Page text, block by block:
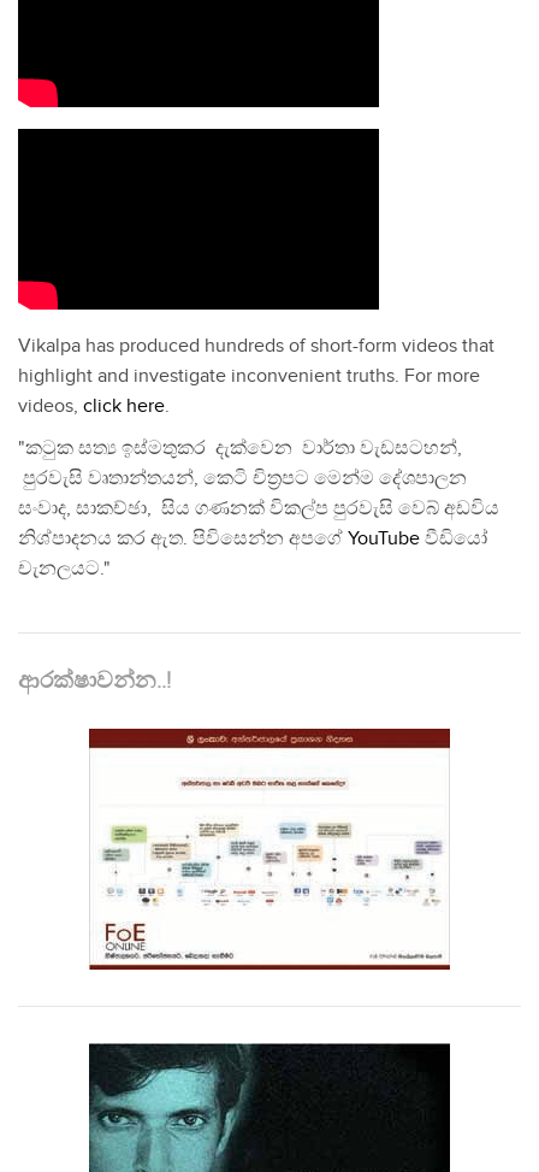
Vikalpa has produced hundreds of short-form videos that
highlight and investigate inconvenient truths. For more
videos, click here.
"කටුක සත්‍ය ඉස්මතුකර දැක්වෙන වාර්තා වැඩසටහන්,
පුරවැසි වෘතාන්තයන්, කෙටි චිත්‍රපට මෙන්ම දේශපාලන
සංවාද, සාකච්ඡා, සිය ගණනක් විකල්ප පුරවැසි වෙබ් අඩවිය
නිශ්පාදනය කර ඇත. පිවිසෙන්න අපගේ YouTube වීඩියෝ
චැනලයට."
ආරක්ෂාවන්න..!